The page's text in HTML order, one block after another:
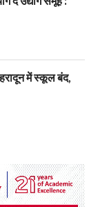
में स्कूल बंद,